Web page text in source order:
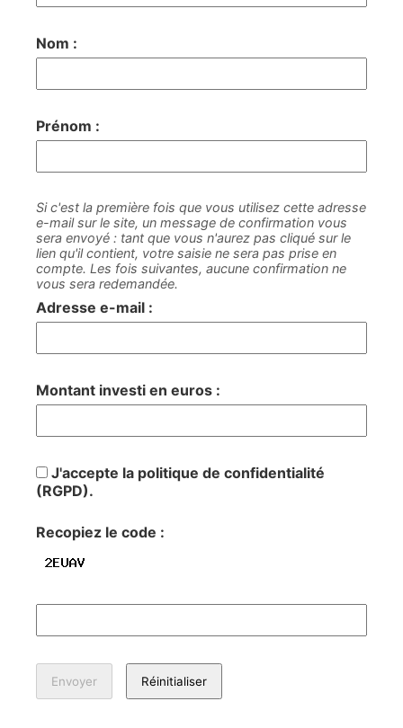
Nom :
Prénom :
Si c'est la première fois que vous utilisez cette adresse
e-mail sur le site, un message de confirmation vous
sera envoyé : tant que vous n'aurez pas cliqué sur le
lien qu'il contient, votre saisie ne sera pas prise en
compte. Les fois suivantes, aucune confirmation ne
vous sera redemandée.
Adresse e-mail :
Montant investi en euros :
J'accepte la politique de confidentialité
(RGPD).
Recopiez le code :